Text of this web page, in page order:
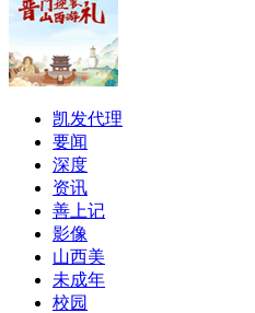
凯发代理
要闻
深度
资讯
善上记
影像
山西美
未成年
校园